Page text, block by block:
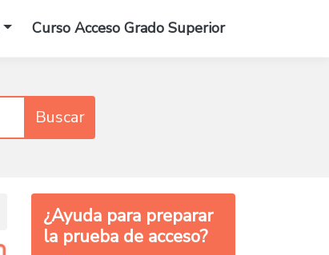
Curso Acceso Grado Superior
Buscar
¿Ayuda para preparar
la prueba de acceso?